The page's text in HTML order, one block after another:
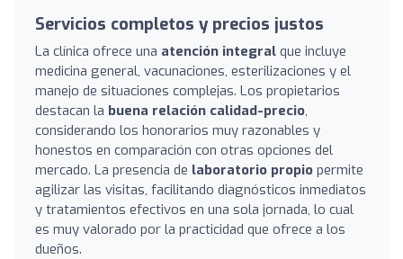
Servicios completos y precios justos
La clínica ofrece una atención integral que incluye
medicina general, vacunaciones, esterilizaciones y el
manejo de situaciones complejas. Los propietarios
destacan la buena relación calidad-precio,
considerando los honorarios muy razonables y
honestos en comparación con otras opciones del
mercado. La presencia de laboratorio propio permite
agilizar las visitas, facilitando diagnósticos inmediatos
y tratamientos efectivos en una sola jornada, lo cual
es muy valorado por la practicidad que ofrece a los
dueños.